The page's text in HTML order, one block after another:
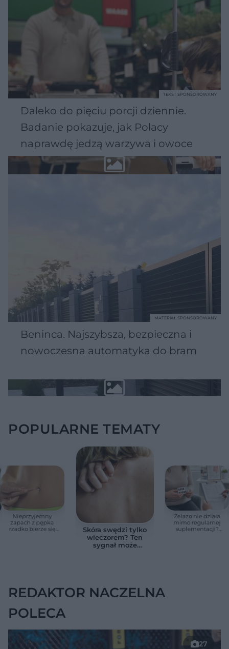
Daleko do pięciu porcji dziennie.
Badanie pokazuje, jak Polacy
naprawdę jedzą warzywa i owoce
TEKST SPONSOROWANY
Beninca. Najszybsza, bezpieczna i
nowoczesna automatyka do bram
MATERIAŁ SPONSOROWANY
POPULARNE TEMATY
Nieprzyjemny
zapach z pępka
rzadko bierze się
Skóra swędzi tylko
wieczorem? Ten
sygnał może
Żelazo nie działa
mimo regularnej
suplementacji?
REDAKTOR NACZELNA
POLECA
27